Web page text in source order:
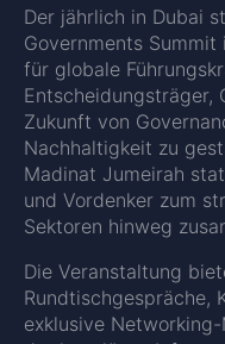
Der jährlich in Dubai
Governments
für globale
Entscheidungsträger,
Zukunft von
Nachhaltigkeit zu
Madinat Jumeirah
und Vordenker zum
Sektoren hinweg
Die Veranstaltung
Rundtischgespräche,
exklusive